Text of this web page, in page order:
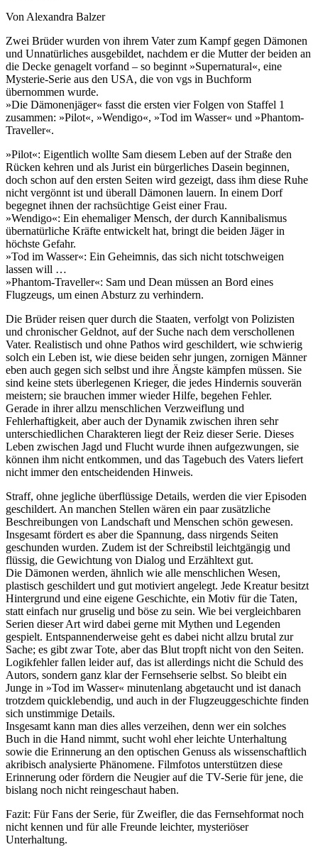
Von Alexandra Balzer
Zwei Brüder wurden von ihrem Vater zum Kampf gegen Dämonen
und Unnatürliches ausgebildet, nachdem er die Mutter der beiden an
die Decke genagelt vorfand – so beginnt »Supernatural«, eine
Mysterie-Serie aus den USA, die von vgs in Buchform
übernommen wurde.
»Die Dämonenjäger« fasst die ersten vier Folgen von Staffel 1
zusammen: »Pilot«, »Wendigo«, »Tod im Wasser« und »Phantom-
Traveller«.
»Pilot«: Eigentlich wollte Sam diesem Leben auf der Straße den
Rücken kehren und als Jurist ein bürgerliches Dasein beginnen,
doch schon auf den ersten Seiten wird gezeigt, dass ihm diese Ruhe
nicht vergönnt ist und überall Dämonen lauern. In einem Dorf
begegnet ihnen der rachsüchtige Geist einer Frau.
»Wendigo«: Ein ehemaliger Mensch, der durch Kannibalismus
übernatürliche Kräfte entwickelt hat, bringt die beiden Jäger in
höchste Gefahr.
»Tod im Wasser«: Ein Geheimnis, das sich nicht totschweigen
lassen will …
»Phantom-Traveller«: Sam und Dean müssen an Bord eines
Flugzeugs, um einen Absturz zu verhindern.
Die Brüder reisen quer durch die Staaten, verfolgt von Polizisten
und chronischer Geldnot, auf der Suche nach dem verschollenen
Vater. Realistisch und ohne Pathos wird geschildert, wie schwierig
solch ein Leben ist, wie diese beiden sehr jungen, zornigen Männer
eben auch gegen sich selbst und ihre Ängste kämpfen müssen. Sie
sind keine stets überlegenen Krieger, die jedes Hindernis souverän
meistern; sie brauchen immer wieder Hilfe, begehen Fehler.
Gerade in ihrer allzu menschlichen Verzweiflung und
Fehlerhaftigkeit, aber auch der Dynamik zwischen ihren sehr
unterschiedlichen Charakteren liegt der Reiz dieser Serie. Dieses
Leben zwischen Jagd und Flucht wurde ihnen aufgezwungen, sie
können ihm nicht entkommen, und das Tagebuch des Vaters liefert
nicht immer den entscheidenden Hinweis.
Straff, ohne jegliche überflüssige Details, werden die vier Episoden
geschildert. An manchen Stellen wären ein paar zusätzliche
Beschreibungen von Landschaft und Menschen schön gewesen.
Insgesamt fördert es aber die Spannung, dass nirgends Seiten
geschunden wurden. Zudem ist der Schreibstil leichtgängig und
flüssig, die Gewichtung von Dialog und Erzähltext gut.
Die Dämonen werden, ähnlich wie alle menschlichen Wesen,
plastisch geschildert und gut motiviert angelegt. Jede Kreatur besitzt
Hintergrund und eine eigene Geschichte, ein Motiv für die Taten,
statt einfach nur gruselig und böse zu sein. Wie bei vergleichbaren
Serien dieser Art wird dabei gerne mit Mythen und Legenden
gespielt. Entspannenderweise geht es dabei nicht allzu brutal zur
Sache; es gibt zwar Tote, aber das Blut tropft nicht von den Seiten.
Logikfehler fallen leider auf, das ist allerdings nicht die Schuld des
Autors, sondern ganz klar der Fernsehserie selbst. So bleibt ein
Junge in »Tod im Wasser« minutenlang abgetaucht und ist danach
trotzdem quicklebendig, und auch in der Flugzeuggeschichte finden
sich unstimmige Details.
Insgesamt kann man dies alles verzeihen, denn wer ein solches
Buch in die Hand nimmt, sucht wohl eher leichte Unterhaltung
sowie die Erinnerung an den optischen Genuss als wissenschaftlich
akribisch analysierte Phänomene. Filmfotos unterstützen diese
Erinnerung oder fördern die Neugier auf die TV-Serie für jene, die
bislang noch nicht reingeschaut haben.
Fazit: Für Fans der Serie, für Zweifler, die das Fernsehformat noch
nicht kennen und für alle Freunde leichter, mysteriöser
Unterhaltung.